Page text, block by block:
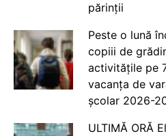
părinții
Peste o lună
copiii de
activitățile pe
vacanța de
școlar 2026-
ULTIMĂ ORĂ